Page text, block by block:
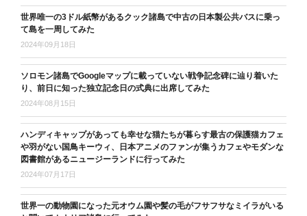
世界唯一の3ドル紙幣があるクック諸島で中古の日本製公共バスに乗っ
て島を一周してみた
2024年09月18日
ソロモン諸島でGoogleマップに載っていない戦争記念碑に辿り着いた
り、前日に知った独立記念日の式典に出席してみた
2024年08月15日
ハンディキャップがあっても幸せな猫たちが暮らす最古の保護猫カフェ
や羽がない国鳥キーウィ、日本アニメのファンが集うカフェやモダンな
図書館があるニュージーランドに行ってみた
2024年07月17日
世界一の動物園になった元オウム園や髪の毛がフサフサなミイラがいる